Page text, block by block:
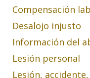
Compensación
Desalojo injusto
Información del
Lesión personal
Lesión,